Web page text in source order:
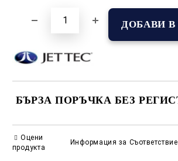
БЪРЗА ПОРЪЧКА БЕЗ
Оцени
продукта
Информация за Съответствие